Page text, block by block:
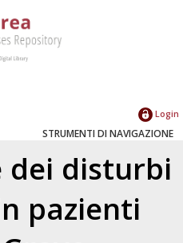
Login
STRUMENTI DI NAVIGAZIONE
dei disturbi
pazienti